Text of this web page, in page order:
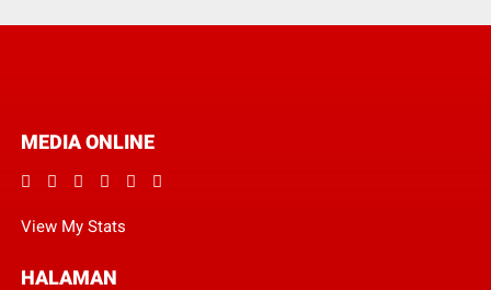
MEDIA ONLINE
View My Stats
HALAMAN